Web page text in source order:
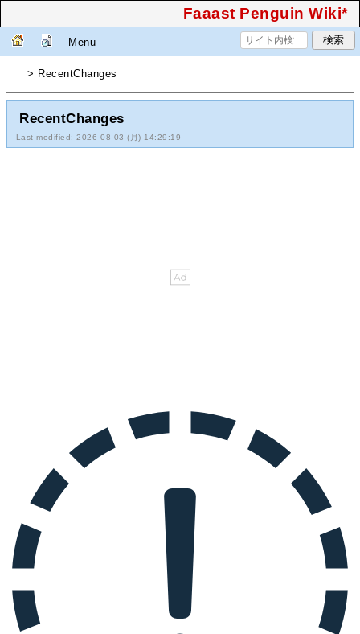
Faaast Penguin Wiki*
Menu
> RecentChanges
RecentChanges
Last-modified: 2026-08-03 (月) 14:29:19